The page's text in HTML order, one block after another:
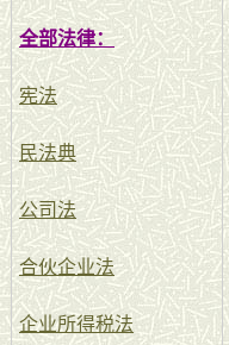
全部法律：
宪法
民法典
公司法
合伙企业法
企业所得税法